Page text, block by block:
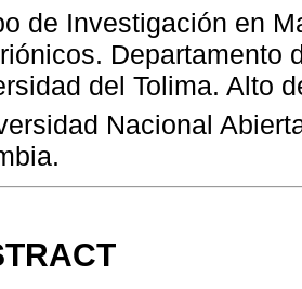
de Investigación en
Departamento
del Tolima. Alto
Nacional